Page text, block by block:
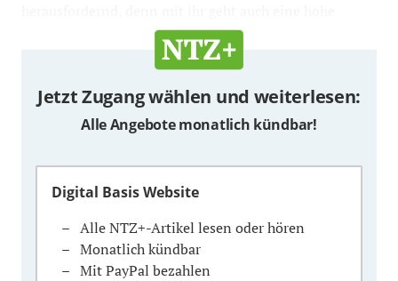
Jetzt Zugang wählen und weiterlesen:
Alle Angebote monatlich kündbar!
Digital Basis Website
Alle NTZ+-Artikel lesen oder hören
Monatlich kündbar
Mit PayPal bezahlen